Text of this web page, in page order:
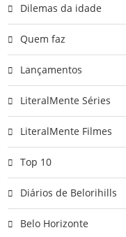
Dilemas da idade
Quem faz
Lançamentos
LiteralMente Séries
LiteralMente Filmes
Top 10
Diários de Belorihills
Belo Horizonte